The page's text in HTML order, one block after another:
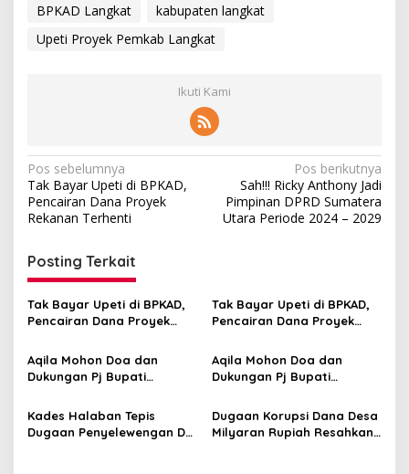
BPKAD Langkat
kabupaten langkat
Upeti Proyek Pemkab Langkat
Ikuti Kami
Navigasi
pos
Pos sebelumnya
Tak Bayar Upeti di BPKAD,
Pencairan Dana Proyek
Rekanan Terhenti
Pos berikutnya
Sah!!! Ricky Anthony Jadi
Pimpinan DPRD Sumatera
Utara Periode 2024 – 2029
Posting Terkait
Tak Bayar Upeti di BPKAD,
Pencairan Dana Proyek
Tak Bayar Upeti di BPKAD,
Pencairan Dana Proyek
Aqila Mohon Doa dan
Dukungan Pj Bupati
Aqila Mohon Doa dan
Dukungan Pj Bupati
Kades Halaban Tepis
Dugaan Penyelewengan DD
Dugaan Korupsi Dana Desa
Milyaran Rupiah Resahkan